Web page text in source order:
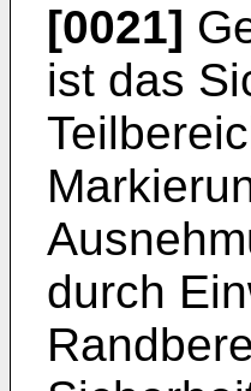
[0021]
ist das
durch